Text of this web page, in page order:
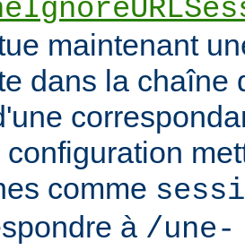
maintenant
dans la chaîne
configuration
comme
à /une-